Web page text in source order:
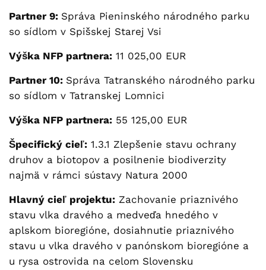
Partner 9: Správa Pieninského národného parku
so sídlom v Spišskej Starej Vsi
Výška NFP partnera: 11 025,00 EUR
Partner 10: Správa Tatranského národného parku
so sídlom v Tatranskej Lomnici
Výška NFP partnera: 55 125,00 EUR
Špecifický cieľ: 1.3.1 Zlepšenie stavu ochrany
druhov a biotopov a posilnenie biodiverzity
najmä v rámci sústavy Natura 2000
Hlavný cieľ projektu: Zachovanie priaznivého
stavu vlka dravého a medveďa hnedého v
aplskom bioregióne, dosiahnutie priaznivého
stavu u vlka dravého v panónskom bioregióne a
u rysa ostrovida na celom Slovensku